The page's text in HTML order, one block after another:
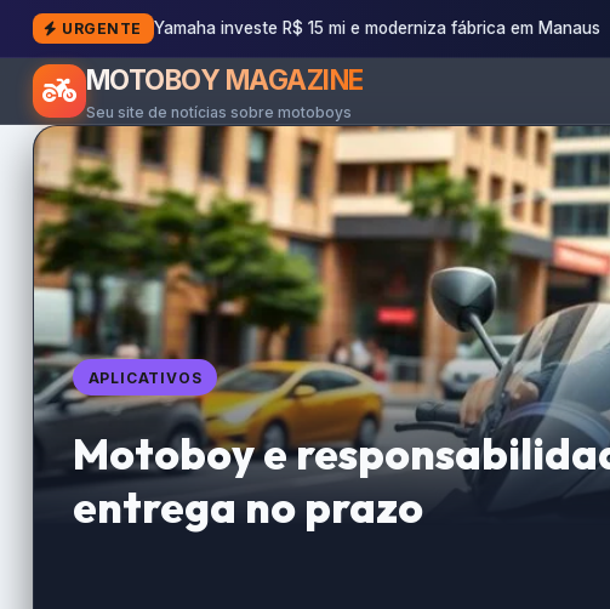
URGENTE Yamaha investe R$ 15 mi e moderniza fábrica em Manaus
MOTOBOY MAGAZINE
Seu site de notícias sobre motoboys
APLICATIVOS
Motoboy e
entrega no prazo